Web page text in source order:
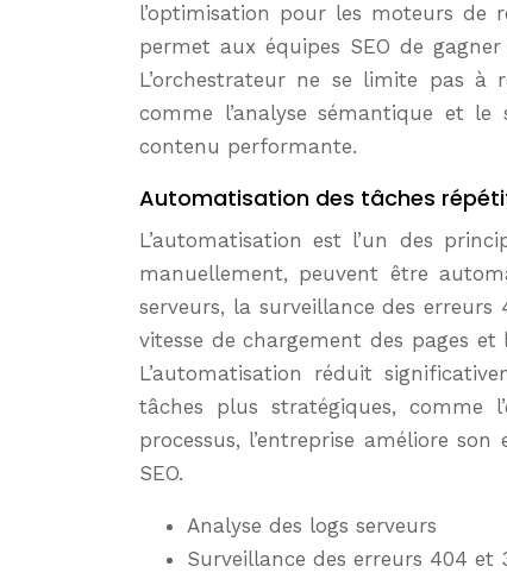
l’optimisation pour les moteurs de
permet aux équipes SEO de
L’orchestrateur ne se limite pas à
comme l’analyse sémantique et
contenu performante.
Automatisation des tâches
L’automatisation est l’un des
manuellement, peuvent être
serveurs, la surveillance des
vitesse de chargement des pages
L’automatisation réduit
tâches plus stratégiques, comme
processus, l’entreprise améliore
SEO.
Analyse des logs serveurs
Surveillance des erreurs 404 et